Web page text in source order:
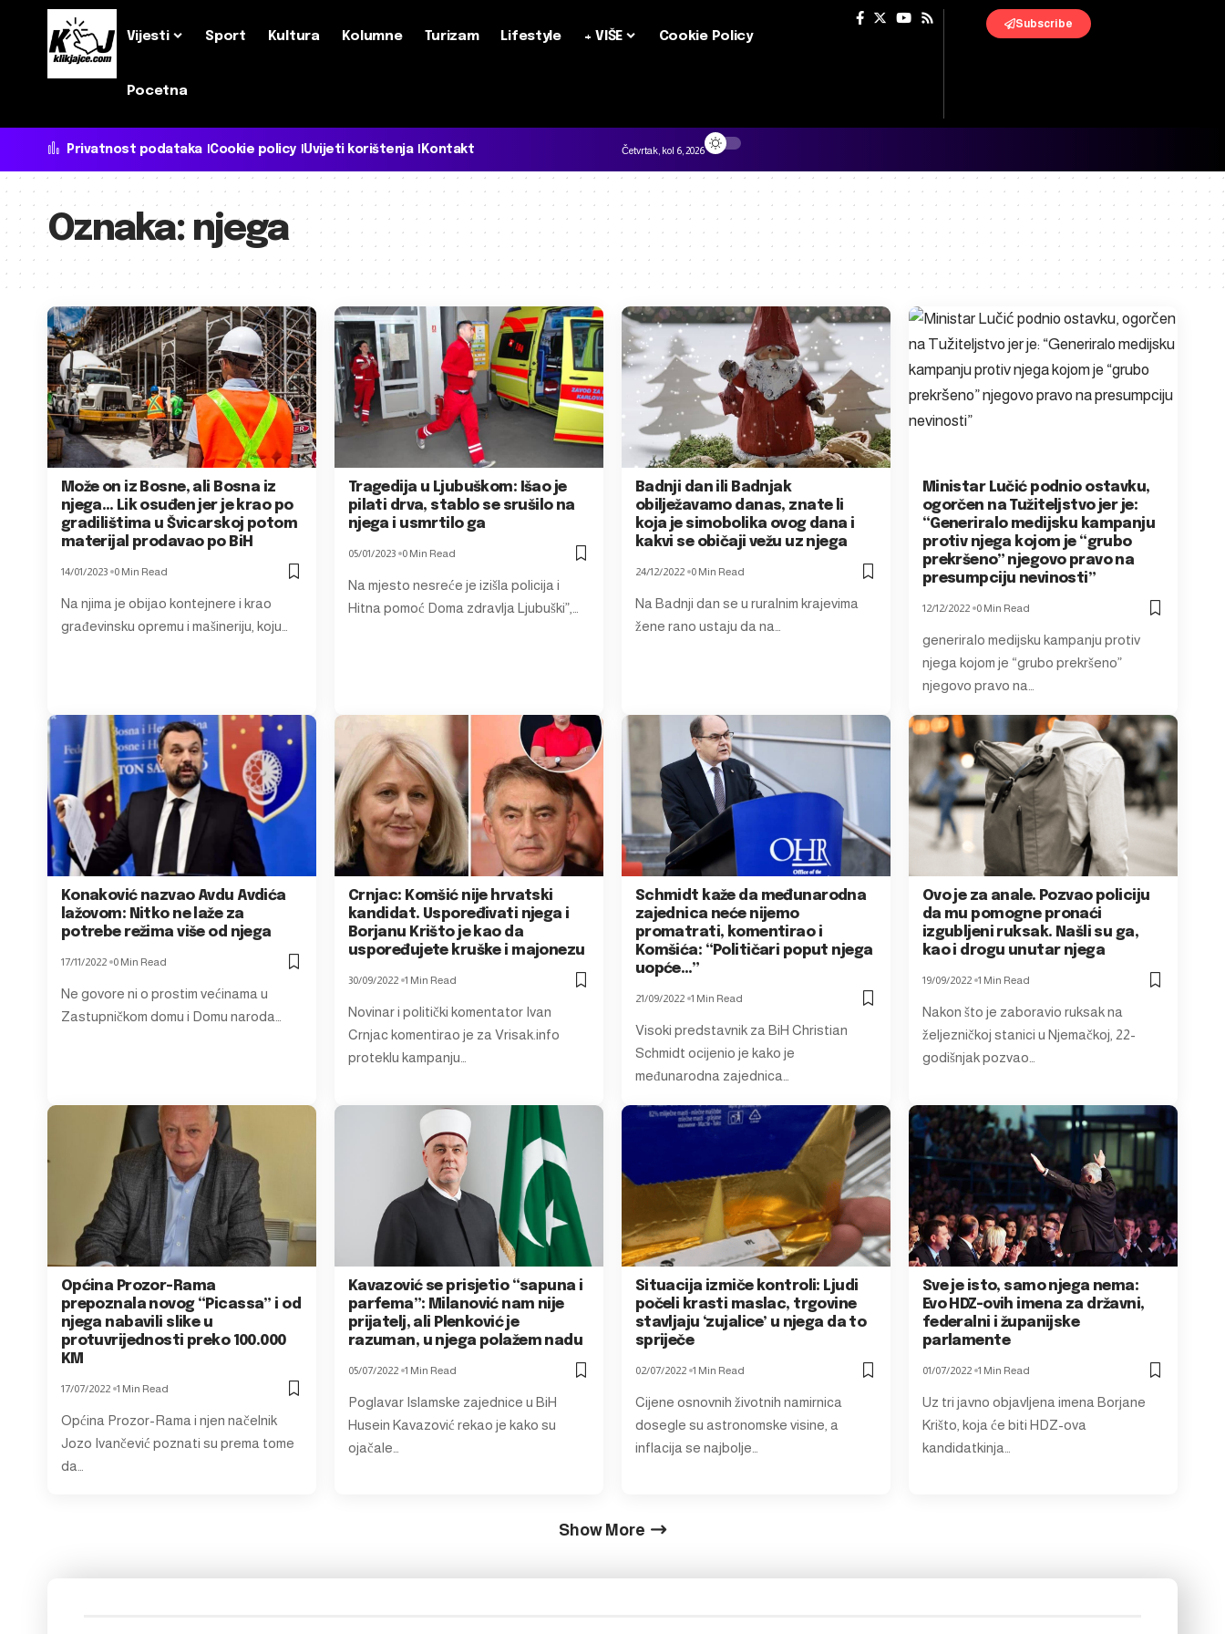
Vijesti Sport Kultura Kolumne Turizam Lifestyle + VIŠE Cookie Policy
Pocetna
Subscribe
Privatnost podataka Cookie policy Uvijeti korištenja Kontakt Četvrtak, kol 6, 2026
Oznaka: njega
Može on iz Bosne, ali Bosna iz
njega… Lik osuđen jer je krao po
gradilištima u Švicarskoj potom
materijal prodavao po BiH
14/01/2023 0 Min Read
Na njima je obijao kontejnere i krao
građevinsku opremu i mašineriju, koju…
Tragedija u Ljubuškom: Išao je
pilati drva, stablo se srušilo na
njega i usmrtilo ga
05/01/2023 0 Min Read
Na mjesto nesreće je izišla policija i
Hitna pomoć Doma zdravlja Ljubuški”,…
Badnji dan ili Badnjak
obilježavamo danas, znate li
koja je simobolika ovog dana i
kakvi se običaji vežu uz njega
24/12/2022 0 Min Read
Na Badnji dan se u ruralnim krajevima
žene rano ustaju da na…
Ministar Lučić podnio ostavku,
ogorčen na Tužiteljstvo jer je:
“Generiralo medijsku kampanju
protiv njega kojom je “grubo
prekršeno” njegovo pravo na
presumpciju nevinosti”
12/12/2022 0 Min Read
generiralo medijsku kampanju protiv
njega kojom je “grubo prekršeno”
njegovo pravo na…
Konaković nazvao Avdu Avdića
lažovom: Nitko ne laže za
potrebe režima više od njega
17/11/2022 0 Min Read
Ne govore ni o prostim većinama u
Zastupničkom domu i Domu naroda…
Crnjac: Komšić nije hrvatski
kandidat. Uspoređivati njega i
Borjanu Krišto je kao da
uspoređujete kruške i majonezu
30/09/2022 1 Min Read
Novinar i politički komentator Ivan
Crnjac komentirao je za Vrisak.info
proteklu kampanju…
Schmidt kaže da međunarodna
zajednica neće nijemo
promatrati, komentirao i
Komšića: “Političari poput njega
uopće…”
21/09/2022 1 Min Read
Visoki predstavnik za BiH Christian
Schmidt ocijenio je kako je
međunarodna zajednica…
Ovo je za anale. Pozvao policiju
da mu pomogne pronaći
izgubljeni ruksak. Našli su ga,
kao i drogu unutar njega
19/09/2022 1 Min Read
Nakon što je zaboravio ruksak na
željezničkoj stanici u Njemačkoj, 22-
godišnjak pozvao…
Općina Prozor-Rama
prepoznala novog “Picassa” i od
njega nabavili slike u
protuvrijednosti preko 100.000
KM
17/07/2022 1 Min Read
Općina Prozor-Rama i njen načelnik
Jozo Ivančević poznati su prema tome
da…
Kavazović se prisjetio “sapuna i
parfema”: Milanović nam nije
prijatelj, ali Plenković je
razuman, u njega polažem nadu
05/07/2022 1 Min Read
Poglavar Islamske zajednice u BiH
Husein Kavazović rekao je kako su
ojačale…
Situacija izmiče kontroli: Ljudi
počeli krasti maslac, trgovine
stavljaju ‘zujalice’ u njega da to
spriječe
02/07/2022 1 Min Read
Cijene osnovnih životnih namirnica
dosegle su astronomske visine, a
inflacija se najbolje…
Sve je isto, samo njega nema:
Evo HDZ-ovih imena za državni,
federalni i županijske
parlamente
01/07/2022 1 Min Read
Uz tri javno objavljena imena Borjane
Krišto, koja će biti HDZ-ova
kandidatkinja…
Show More